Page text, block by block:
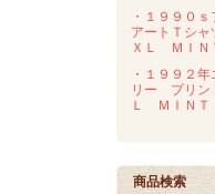
・１９９０
アートＴシ
ＸＬ ＭＩＮ
・１９９２
リー プリン
Ｌ ＭＩＮＴ
商品検索